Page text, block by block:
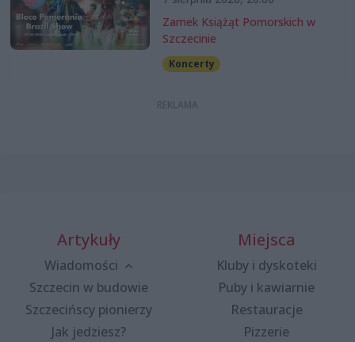
Zamek Książąt Pomorskich w
Szczecinie
Koncerty
Artykuły
Wiadomości
Szczecin w budowie
Szczecińscy pionierzy
Jak jedziesz?
Miejsca
Kluby i dyskoteki
Puby i kawiarnie
Restauracje
Pizzerie